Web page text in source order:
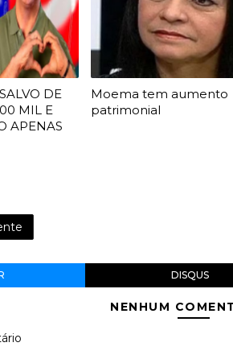
DE
MIL E
APENAS
Moema tem aumento
patrimonial
DISQUS
NENHUM